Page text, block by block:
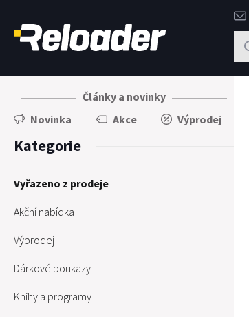
Články a novinky
Novinka
Akce Výprodej
Kategorie
Vyřazeno z prodeje
Akční nabídka
Výprodej
Dárkové poukazy
Knihy a programy